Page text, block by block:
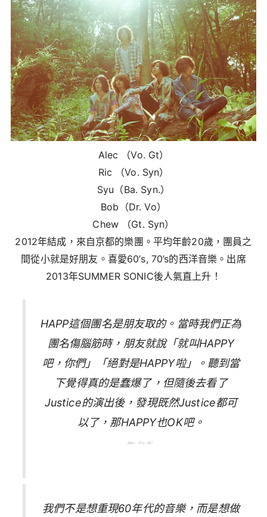
Alec （Vo. Gt）
Ric （Vo. Syn）
Syu（Ba. Syn.）
Bob（Dr. Vo）
Chew （Gt. Syn）
2012年結成，來自京都的樂團。平均年齡20歲，團員之
間從小就是好朋友。喜愛60’s, 70’s的西洋音樂。出席
2013年SUMMER SONIC後人氣直上升！
HAPP這個團名是朋友取的。當時我們正為
團名傷腦筋時，朋友就說「就叫HAPPY
吧，你們」「絕對是HAPPY啦」。聽到當
下覺得真的是蠢爆了，但隨後去看了
Justice的演出後，發現既然Justice都可
以了，那HAPPY也OK吧。
Alec （Vo. Gt）
我們不是想重現60年代的音樂，而是想做